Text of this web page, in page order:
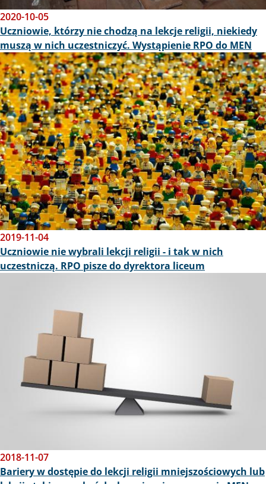
2020-10-05
Uczniowie, którzy nie chodzą na lekcje religii, niekiedy
muszą w nich uczestniczyć. Wystąpienie RPO do MEN
Obraz
2019-11-04
Uczniowie nie wybrali lekcji religii - i tak w nich
uczestniczą. RPO pisze do dyrektora liceum
2018-11-07
Bariery w dostępie do lekcji religii mniejszościowych lub